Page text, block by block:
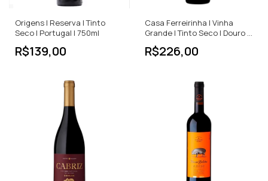
Origens | Reserva | Tinto
Seco | Portugal | 750ml
R$139,00
Casa Ferreirinha | Vinha
Grande | Tinto Seco | Douro |
R$226,00